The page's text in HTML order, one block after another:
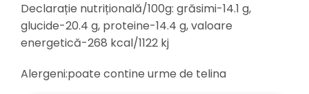
Declarație nutrițională/100g: grăsimi-14.1 g,
glucide-20.4 g, proteine-14.4 g, valoare
energetică-268 kcal/1122 kj
Alergeni:poate contine urme de telina